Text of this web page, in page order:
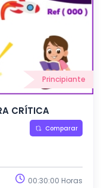
Principiante
CRÍTICA
Comparar
00:30:00 Horas